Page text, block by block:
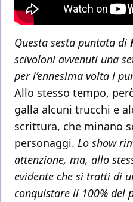
Questa sesta puntata di
scivoloni avvenuti una
per l’ennesima volta i
Allo stesso tempo,
galla alcuni trucchi e
scrittura, che minano
personaggi. Lo show
attenzione, ma, allo
evidente che si tratti di
conquistare il 100% del